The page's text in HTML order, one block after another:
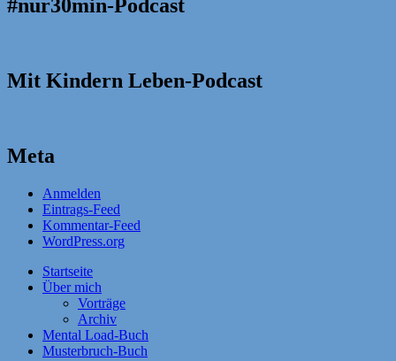
#nur30min-Podcast
Mit Kindern Leben-Podcast
Meta
Anmelden
Eintrags-Feed
Kommentar-Feed
WordPress.org
Startseite
Über mich
Vorträge
Archiv
Mental Load-Buch
Musterbruch-Buch